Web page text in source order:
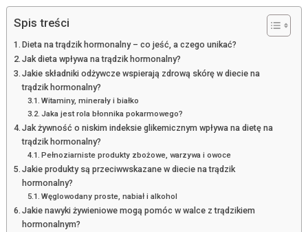
Spis treści
Dieta na trądzik hormonalny – co jeść, a czego unikać?
Jak dieta wpływa na trądzik hormonalny?
Jakie składniki odżywcze wspierają zdrową skórę w diecie na
trądzik hormonalny?
Witaminy, minerały i białko
Jaka jest rola błonnika pokarmowego?
Jak żywność o niskim indeksie glikemicznym wpływa na dietę na
trądzik hormonalny?
Pełnoziarniste produkty zbożowe, warzywa i owoce
Jakie produkty są przeciwwskazane w diecie na trądzik
hormonalny?
Węglowodany proste, nabiał i alkohol
Jakie nawyki żywieniowe mogą pomóc w walce z trądzikiem
hormonalnym?